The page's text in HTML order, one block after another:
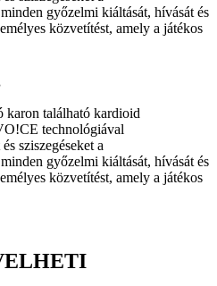
győzelmi kiáltását, hívását és
közvetítést, amely a játékos
karon található kardioid
technológiával
sziszegéseket a
győzelmi kiáltását, hívását és
közvetítést, amely a játékos